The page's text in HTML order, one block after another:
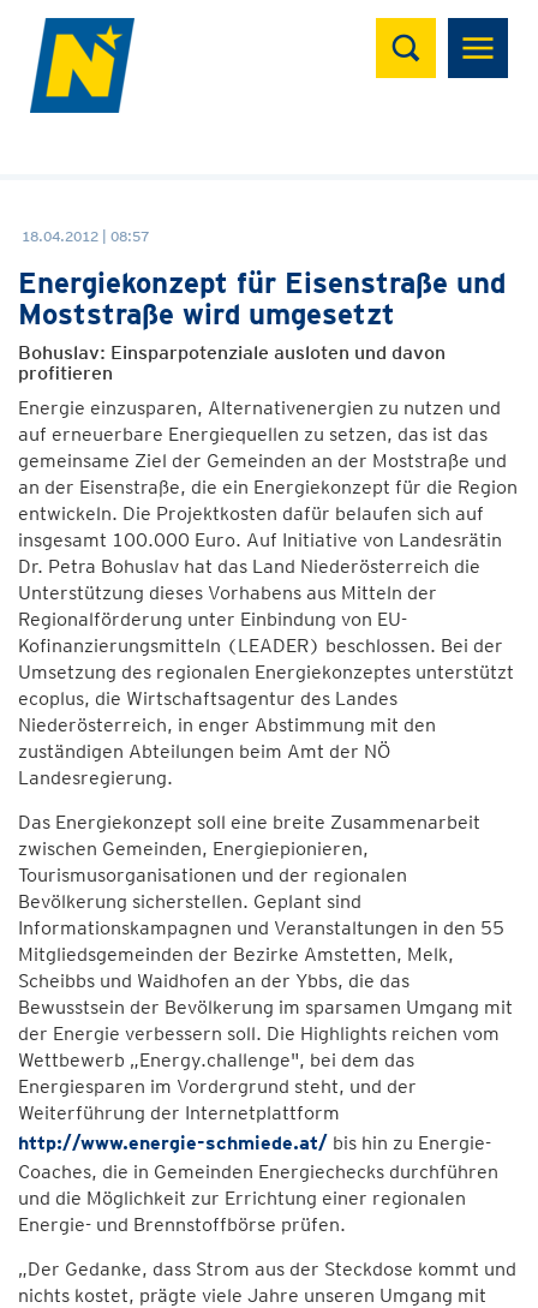
Suchen
18.04.2012 | 08:57
Energiekonzept für Eisenstraße und
Moststraße wird umgesetzt
Bohuslav: Einsparpotenziale ausloten und davon
profitieren
Energie einzusparen, Alternativenergien zu nutzen und
auf erneuerbare Energiequellen zu setzen, das ist das
gemeinsame Ziel der Gemeinden an der Moststraße und
an der Eisenstraße, die ein Energiekonzept für die Region
entwickeln. Die Projektkosten dafür belaufen sich auf
insgesamt 100.000 Euro. Auf Initiative von Landesrätin
Dr. Petra Bohuslav hat das Land Niederösterreich die
Unterstützung dieses Vorhabens aus Mitteln der
Regionalförderung unter Einbindung von EU-
Kofinanzierungsmitteln (LEADER) beschlossen. Bei der
Umsetzung des regionalen Energiekonzeptes unterstützt
ecoplus, die Wirtschaftsagentur des Landes
Niederösterreich, in enger Abstimmung mit den
zuständigen Abteilungen beim Amt der NÖ
Landesregierung.
Das Energiekonzept soll eine breite Zusammenarbeit
zwischen Gemeinden, Energiepionieren,
Tourismusorganisationen und der regionalen
Bevölkerung sicherstellen. Geplant sind
Informationskampagnen und Veranstaltungen in den 55
Mitgliedsgemeinden der Bezirke Amstetten, Melk,
Scheibbs und Waidhofen an der Ybbs, die das
Bewusstsein der Bevölkerung im sparsamen Umgang mit
der Energie verbessern soll. Die Highlights reichen vom
Wettbewerb „Energy.challenge", bei dem das
Energiesparen im Vordergrund steht, und der
Weiterführung der Internetplattform
http://www.energie-schmiede.at/ bis hin zu Energie-
Coaches, die in Gemeinden Energiechecks durchführen
und die Möglichkeit zur Errichtung einer regionalen
Energie- und Brennstoffbörse prüfen.
„Der Gedanke, dass Strom aus der Steckdose kommt und
nichts kostet, prägte viele Jahre unseren Umgang mit